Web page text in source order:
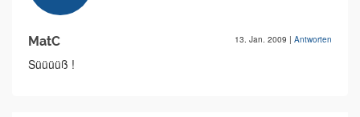
MatC 13. Jan. 2009 | Antworten
Süüüüß !